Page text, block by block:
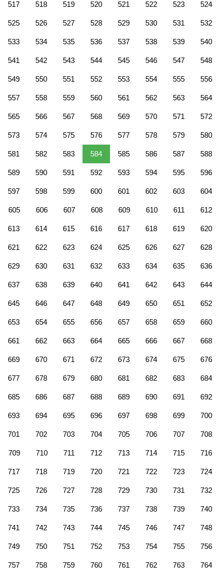
517 518 519 520 521 522 523 524
525 526 527 528 529 530 531 532
533 534 535 536 537 538 539 540
541 542 543 544 545 546 547 548
549 550 551 552 553 554 555 556
557 558 559 560 561 562 563 564
565 566 567 568 569 570 571 572
573 574 575 576 577 578 579 580
581 582 583 584 585 586 587 588
589 590 591 592 593 594 595 596
597 598 599 600 601 602 603 604
605 606 607 608 609 610 611 612
613 614 615 616 617 618 619 620
621 622 623 624 625 626 627 628
629 630 631 632 633 634 635 636
637 638 639 640 641 642 643 644
645 646 647 648 649 650 651 652
653 654 655 656 657 658 659 660
661 662 663 664 665 666 667 668
669 670 671 672 673 674 675 676
677 678 679 680 681 682 683 684
685 686 687 688 689 690 691 692
693 694 695 696 697 698 699 700
701 702 703 704 705 706 707 708
709 710 711 712 713 714 715 716
717 718 719 720 721 722 723 724
725 726 727 728 729 730 731 732
733 734 735 736 737 738 739 740
741 742 743 744 745 746 747 748
749 750 751 752 753 754 755 756
757 758 759 760 761 762 763 764